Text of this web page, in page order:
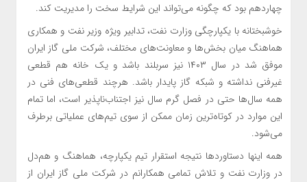
چهاردهم بود که چگونه می‌تواند این شرایط سخت را مدیریت کند.
خوشبختانه با یکپارچگی وزارت نفت، تدابیر ویژه وزیر نفت و همکاری
هماهنگ میان بخش‌ها و معاونت‌های مختلف، شرکت ملی گاز ایران
موفق شد در سال ۱۴۰۳ نیز سربلند باشد و یک خانه هم قطعی
غیرفنی نداشته و شبکه گاز پایدار باشد. هرچند قطعی‌های فنی در
همه سال‌ها حتی در فصل گرم سال نیز اجتناب‌ناپذیر است، اما تمام
این موارد در کوتاه‌ترین زمان ممکن از سوی تیم‌های عملیاتی برطرف
می‌شود.
همه اینها دستاورد‌ها نتیجه استقرار تیم یکپارچه، هماهنگ و هم‌دل
در وزارت نفت و تلاش تمامی همکارانم در شرکت ملی گاز ایران از